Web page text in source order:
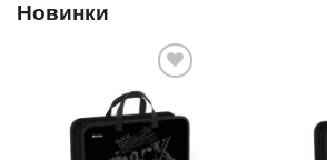
Новинки
Добавить
в список
желаний